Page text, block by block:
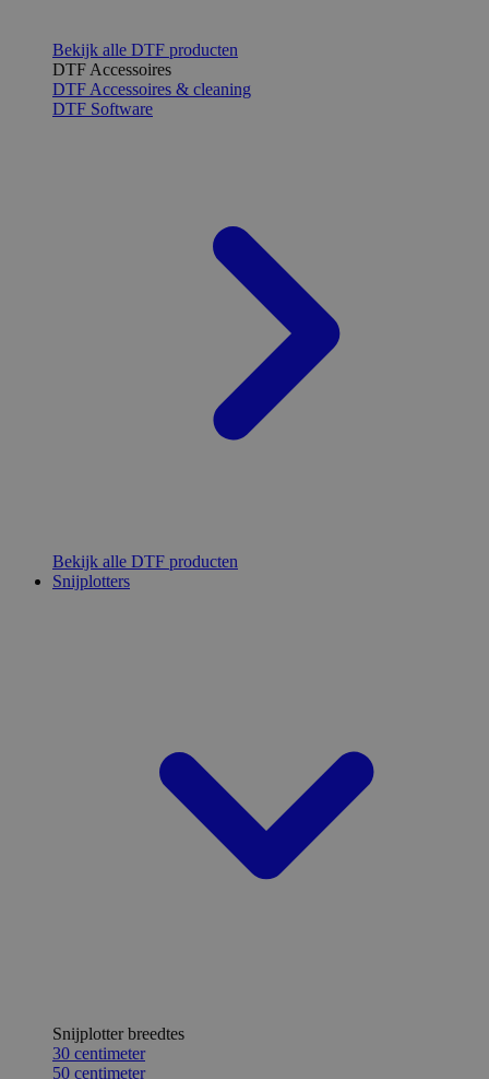
Bekijk alle DTF producten
DTF Accessoires
DTF Accessoires & cleaning
DTF Software
Bekijk alle DTF producten
Snijplotters
Snijplotter breedtes
30 centimeter
50 centimeter